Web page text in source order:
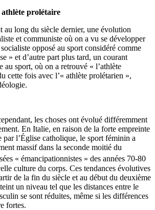
prolétaire
au long du siècle dernier, une évolution
et communiste où on a vu se développer
opposé au sport considéré comme
» et d’autre part plus tard, un courant
au sport, où on a retrouvé « l’athlète
cette fois avec l’« athlète prolétarien »,
les choses ont évolué différemment
En Italie, en raison de la forte empreinte
par l’Église catholique, le sport féminin a
massif dans la seconde moitié du
« émancipationnistes » des années 70-80
culture du corps. Ces tendances évolutives
de la fin du siècle et au début du deuxième
un niveau tel que les distances entre le
se sont réduites, même si les différences
fortes.